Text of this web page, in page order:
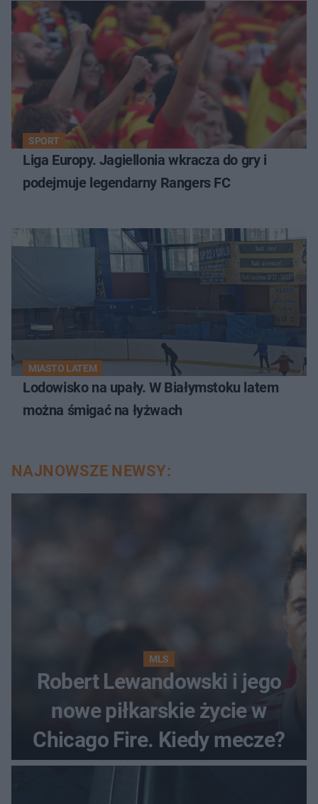
SPORT
Liga Europy. Jagiellonia wkracza do gry i
podejmuje legendarny Rangers FC
MIASTO LATEM
Lodowisko na upały. W Białymstoku latem
można śmigać na łyżwach
NAJNOWSZE NEWSY:
MLS
Robert Lewandowski i jego
nowe piłkarskie życie w
Chicago Fire. Kiedy mecze?